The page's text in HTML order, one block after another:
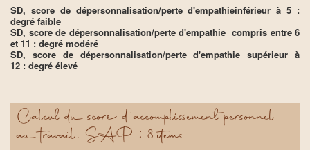
SD, score de dépersonnalisation/perte d'empathieinférieur à 5 :
degré faible
SD, score de dépersonnalisation/perte d'empathie compris entre 6
et 11 : degré modéré
SD, score de dépersonnalisation/perte d'empathie supérieur à
12 : degré élevé
Calcul du score d'accomplissement personnel
au travail, SAP : 8 items